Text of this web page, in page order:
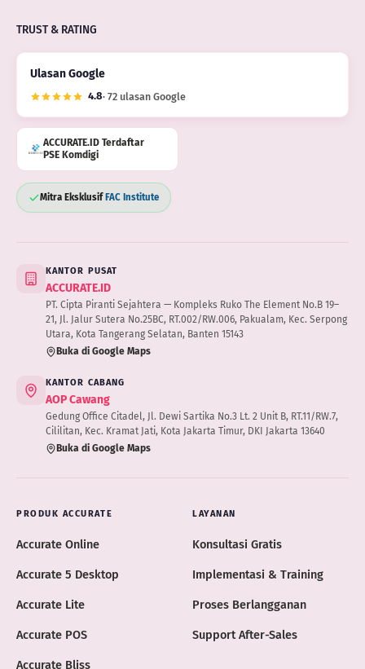
TRUST & RATING
Ulasan Google
4.8· 72 ulasan Google
ACCURATE.ID Terdaftar
PSE Komdigi
Mitra Eksklusif FAC Institute
KANTOR PUSAT
ACCURATE.ID
PT. Cipta Piranti Sejahtera — Kompleks Ruko The Element No.B 19–
21, Jl. Jalur Sutera No.25BC, RT.002/RW.006, Pakualam, Kec. Serpong
Utara, Kota Tangerang Selatan, Banten 15143
Buka di Google Maps
KANTOR CABANG
AOP Cawang
Gedung Office Citadel, Jl. Dewi Sartika No.3 Lt. 2 Unit B, RT.11/RW.7,
Cililitan, Kec. Kramat Jati, Kota Jakarta Timur, DKI Jakarta 13640
Buka di Google Maps
PRODUK ACCURATE
Accurate Online
Accurate 5 Desktop
Accurate Lite
Accurate POS
Accurate Bliss
LAYANAN
Konsultasi Gratis
Implementasi & Training
Proses Berlangganan
Support After-Sales